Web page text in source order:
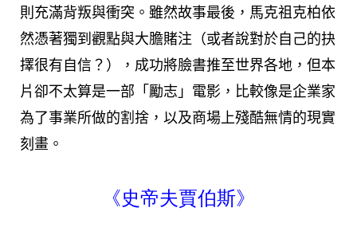
則充滿背叛與衝突。雖然故事最後，馬克祖克柏依
然憑著獨到觀點與大膽賭注（或者說對於自己的抉
擇很有自信？），成功將臉書推至世界各地，但本
片卻不太算是一部「勵志」電影，比較像是企業家
為了事業所做的割捨，以及商場上殘酷無情的現實
刻畫。
《史帝夫賈伯斯》